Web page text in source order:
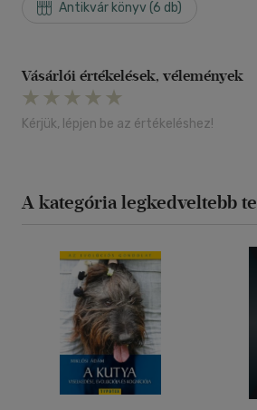
Antikvár könyv (6 db)
Vásárlói értékelések, vélemények
Kérjük, lépjen be az értékeléshez!
A kategória legkedveltebb